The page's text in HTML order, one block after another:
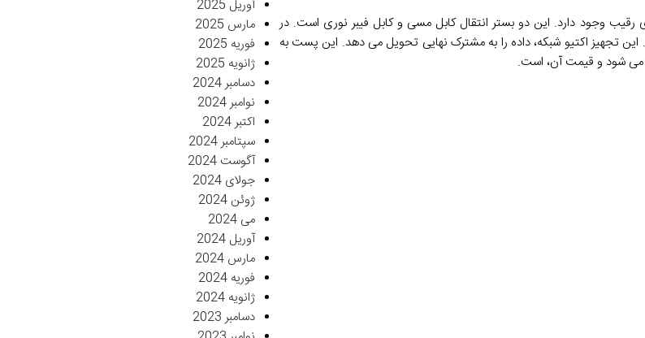
رقیب وجود دارد. این دو بستر انتقال کابل مسی و کابل فیبر نوری است. در
تجهیز اکتیو شبکه، داده را به مشترک نهایی تحویل می دهد. این پست به
می شود و قیمت آن، است.
آوریل 2025
مارس 2025
فوریه 2025
ژانویه 2025
دسامبر 2024
نوامبر 2024
اکتبر 2024
سپتامبر 2024
آگوست 2024
جولای 2024
ژوئن 2024
می 2024
آوریل 2024
مارس 2024
فوریه 2024
ژانویه 2024
دسامبر 2023